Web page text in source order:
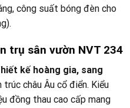
công suất bóng đèn cho
trụ sân vườn NVT 234
kế hoàng gia, sang
châu Âu cổ điển. Kiểu
đồng thau cao cấp mang